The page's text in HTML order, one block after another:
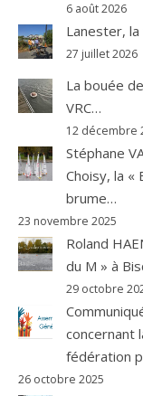
6 août 2026
Lanester,
27 juillet 2026
La bouée
VRC…
12 décembre
Stéphane
Choisy, la «
brume…
23 novembre 2025
Roland
du M » à
29 octobre
concernant
fédération
26 octobre 2025